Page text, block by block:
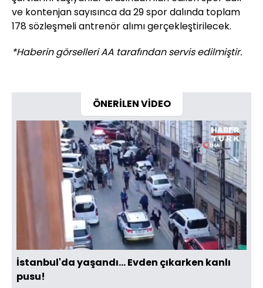
ve kontenjan sayısınca da 29 spor dalında toplam
178 sözleşmeli antrenör alımı gerçekleştirilecek.
*Haberin görselleri AA tarafından servis edilmiştir.
ÖNERİLEN VİDEO
Sesi
Aç
Yüklendi
:
74.48%
Oynatma
Hızı
İstanbul'da yaşandı... Evden çıkarken kanlı
pusu!